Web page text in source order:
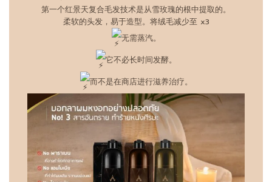
第一个红景天复合毛发技术是从雪玫瑰的根中提取的。
柔软的头发，易于造型。将绒毛减少至 x3
无需蒸汽。
它不必长时间发酵。
而不是在商店进行滋养治疗。